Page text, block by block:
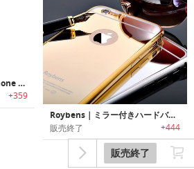
販売終了
CalypsoCase Cabrio｜iPhone 6/6 Plus用高級革製ハンドメイドケース
+359
Roybens｜ミラー付きハードバックの極薄iPhone 6用ケース
販売終了 +444